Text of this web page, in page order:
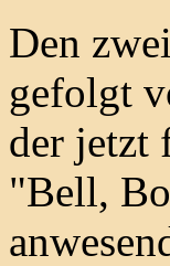
Den
gefolgt
der jetzt
"Bell,